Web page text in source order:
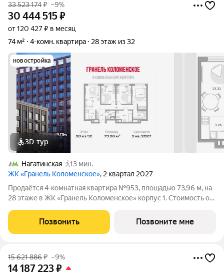
33 523 174₽ –9%
30 444 515₽
от 120 427 ₽ в месяц
74 м²
4-комн. квартира 28 этаж из 32
новостройка
3D-тур
Нагатинская
13 мин.
ЖК «Гранель Коломенское», 2 квартал 2027
Продаётся 4-комнатная квартира №953, площадью 73,96 м, на
28 этаже в ЖК «Гранель Коломенское» корпус 1. Стоимость от
односторонняя, окна на улицу. Жилой квартал «Гранель
Коломенское» расположился на юге
Позвонить Позвоните мне
15 621 886₽ –9%
14 187 223₽